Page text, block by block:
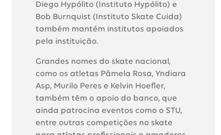
Diego Hypólito (Instituto Hypólito) e
Bob Burnquist (Instituto Skate Cuida)
também mantém institutos apoiados
pela instituição.
Grandes nomes do skate nacional,
como os atletas Pâmela Rosa, Yndiara
Asp, Murilo Peres e Kelvin Hoefler,
também têm o apoio do banco, que
ainda patrocina eventos como o STU,
entre outras competições no skate